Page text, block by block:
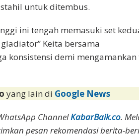
untuk ditembus.
ini tengah memasuki set
Keita bersama
konsistensi demi
yang lain di Google News
ChannelKabarBaik.co.
pesan rekomendasi berita-